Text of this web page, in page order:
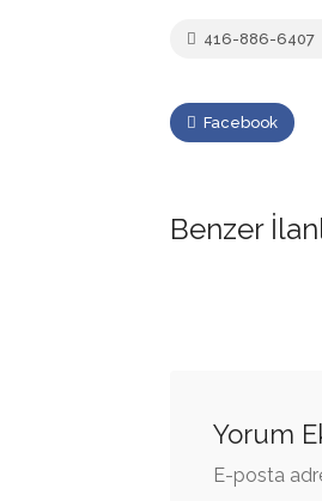
416-886-6407
Facebook
Benzer
Yorum
E-posta